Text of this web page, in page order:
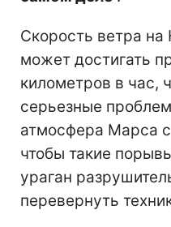
Скорость ветра на
может достигать
километров в час,
серьезные
атмосфера Марса
чтобы такие
ураган
перевернуть